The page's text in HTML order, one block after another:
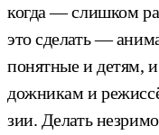
ког­да — слиш­ком
это сде­лать —
по­нят­ные и де­тям,
дож­ни­кам и
зии. Де­лать